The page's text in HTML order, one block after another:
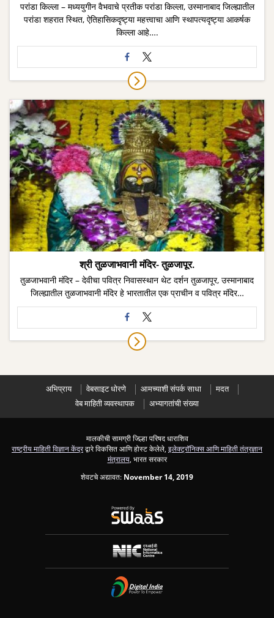
परांडा किल्ला – मध्ययुगीन वैभवाचे प्रतीक परांडा किल्ला, उस्मानाबाद जिल्ह्यातील
परांडा शहरात स्थित, ऐतिहासिकदृष्ट्या महत्त्वाचा आणि स्थापत्यदृष्ट्या आकर्षक
किल्ला आहे….
श्री तुळजाभवानी मंदिर- तुळजापूर.
तुळजाभवानी मंदिर – देवीचा पवित्र निवासस्थान थेट दर्शन तुळजापूर, उस्मानाबाद
जिल्ह्यातील तुळजाभवानी मंदिर हे भारतातील एक प्राचीन व पवित्र मंदिर…
अभिप्राय वेबसाइट धोरणे आमच्याशी संपर्क साधा
मदत
वेब माहिती व्यवस्थापक
अभ्यागतांची संख्या
मालकीची सामग्री जिल्हा परिषद धाराशिव
राष्ट्रीय माहिती विज्ञान केंद्रद्वारे विकसित आणि होस्ट केलेले, इलेक्ट्रॉनिक्स आणि माहिती तंत्रज्ञान
मंत्रालय, भारत सरकार
शेवटचे अद्यावत: November 14, 2019